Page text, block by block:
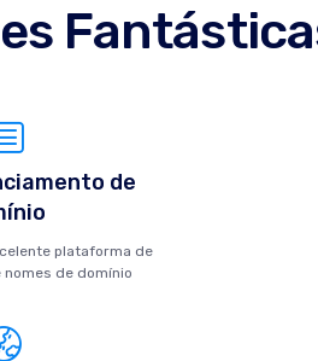
de
plataforma de
de domínio